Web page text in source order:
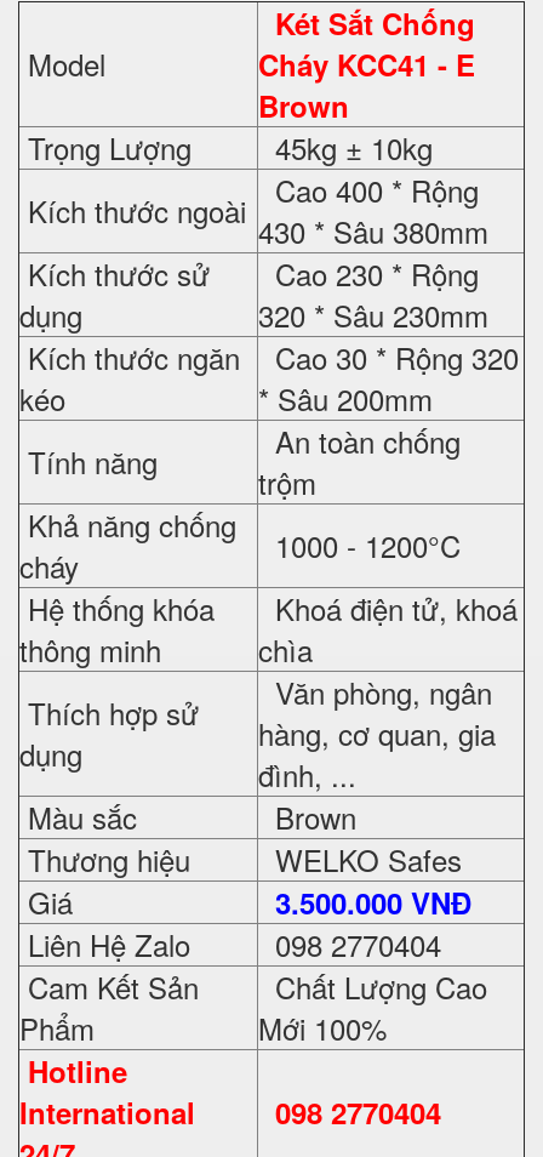
Model
Két Sắt Chống
Cháy KCC41 - E
Brown
Trọng Lượng
45kg ± 10kg
Kích thước ngoài
Cao 400 * Rộng
430 * Sâu 380mm
Kích thước sử
dụng
Cao 230 * Rộng
320 * Sâu 230mm
Kích thước ngăn
kéo
Cao 30 * Rộng 320
* Sâu 200mm
Tính năng
An toàn chống
trộm
Khả năng chống
cháy
1000 - 1200°C
Hệ thống khóa
thông minh
Khoá điện tử, khoá
chìa
Thích hợp sử
dụng
Văn phòng, ngân
hàng, cơ quan, gia
đình, ...
Màu sắc
Brown
Thương hiệu
WELKO Safes
Giá
3.500.000 VNĐ
Liên Hệ Zalo
098 2770404
Cam Kết Sản
Phẩm
Chất Lượng Cao
Mới 100%
Hotline
International
098 2770404